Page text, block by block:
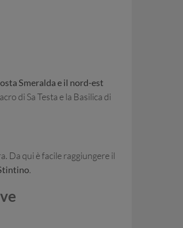
Smeralda e il nord-est
di Sa Testa e la Basilica di
Da qui è facile raggiungere il
.